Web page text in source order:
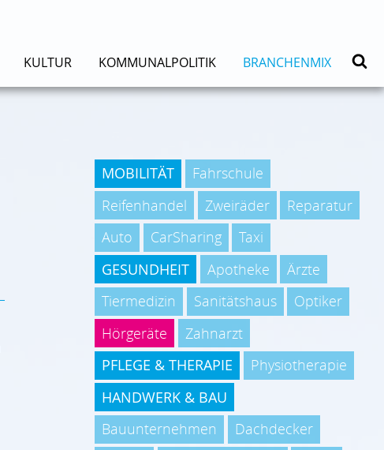
KULTUR KOMMUNALPOLITIK BRANCHENMIX
MOBILITÄT
Fahrschule
Reifenhandel
Zweiräder
Reparatur
Auto
CarSharing
Taxi
GESUNDHEIT
Apotheke
Ärzte
Tiermedizin
Sanitätshaus
Optiker
Hörgeräte
Zahnarzt
PFLEGE & THERAPIE
Physiotherapie
HANDWERK & BAU
Bauunternehmen
Dachdecker